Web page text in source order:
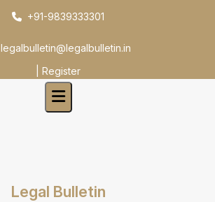
+91-9839333301
legalbulletin@legalbulletin.in
Register
Legal Bulletin